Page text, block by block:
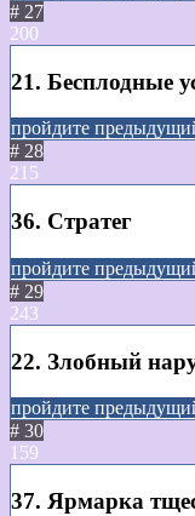
# 27
200
21. Бесплодные
пройдите
# 28
215
36. Стратег
пройдите
# 29
243
22. Злобный
пройдите
# 30
159
37. Ярмарка